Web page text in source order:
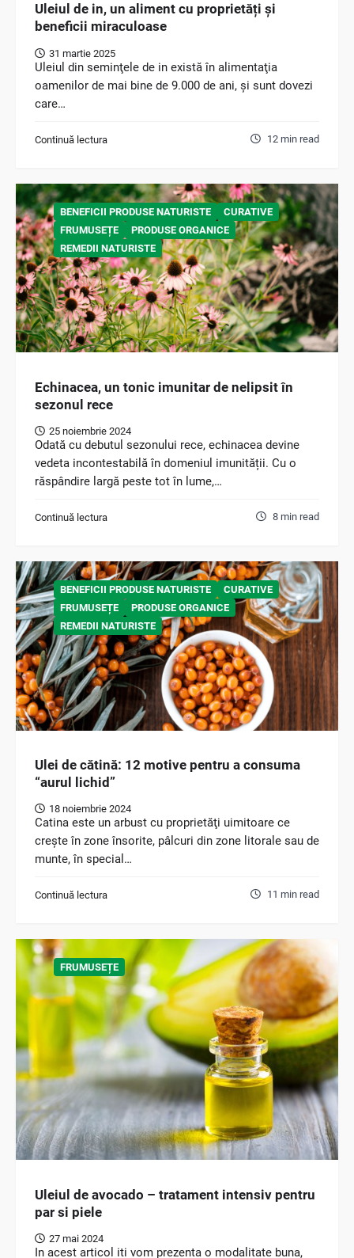
Uleiul de in, un aliment cu proprietăți și
beneficii miraculoase
31 martie 2025
Uleiul din seminţele de in există în alimentaţia
oamenilor de mai bine de 9.000 de ani, și sunt dovezi
care…
Continuă lectura 12 min read
BENEFICII PRODUSE NATURISTE
CURATIVE
FRUMUSEȚE
PRODUSE ORGANICE
REMEDII NATURISTE
Echinacea, un tonic imunitar de nelipsit în
sezonul rece
25 noiembrie 2024
Odată cu debutul sezonului rece, echinacea devine
vedeta incontestabilă în domeniul imunității. Cu o
răspândire largă peste tot în lume,…
Continuă lectura 8 min read
BENEFICII PRODUSE NATURISTE
CURATIVE
FRUMUSEȚE
PRODUSE ORGANICE
REMEDII NATURISTE
Ulei de cătină: 12 motive pentru a consuma
“aurul lichid”
18 noiembrie 2024
Catina este un arbust cu proprietăţi uimitoare ce
creşte în zone însorite, pâlcuri din zone litorale sau de
munte, în special…
Continuă lectura 11 min read
FRUMUSEȚE
Uleiul de avocado – tratament intensiv pentru
par si piele
27 mai 2024
In acest articol iti vom prezenta o modalitate buna,